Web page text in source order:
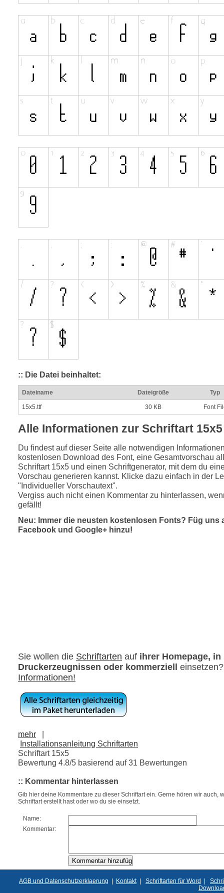
:: Die Datei beinhaltet:
Dateiname Dateigröße Typ
15x5.ttf 30 KB Font
Alle Informationen zur Schriftart 15x5
Du findest auf dieser Seite alle notwendigen
kostenlosen Download des Font, eine Gesamtvorschau
Schriftart 15x5 und einen Schriftgenerator, mit dem du
Vorschau generieren kannst. Klicke dazu einfach in der
"Individueller Vorschautext".
Vergiss auch nicht einen Kommentar zu hinterlassen,
gefällt!
Neu: Immer die neusten kostenlosen Fonts? Füg uns
Facebook und Google+ hinzu!
Sie wollen die Schriftarten auf ihrer Homepage, in
Druckerzeugnissen oder kommerziell
Informationen!
mehr
|
Installationsanleitung Schriftarten
Schriftart 15x5
Bewertung 4.8/5 basierend auf31 Bewertungen
:: Kommentar hinterlassen
Gib hier deine Kommentare zu dieser Schriftart ein. Gerne hören wir auch,
Schriftart erstellt hast oder wo du sie einsetzt.
Name:
Kommentar:
AGB und Datenschutzerklaerung | Kontakt| Schriftarten für Word |